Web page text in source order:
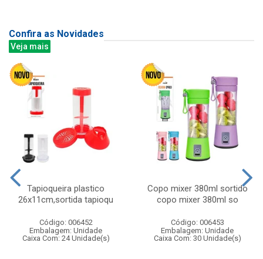
Confira as Novidades
Veja mais
Tapioqueira plastico
26x11cm,sortida tapioqu
Código: 006452
Embalagem: Unidade
Caixa Com: 24 Unidade(s)
Copo mixer 380ml sortido
copo mixer 380ml so
Código: 006453
Embalagem: Unidade
Caixa Com: 30 Unidade(s)